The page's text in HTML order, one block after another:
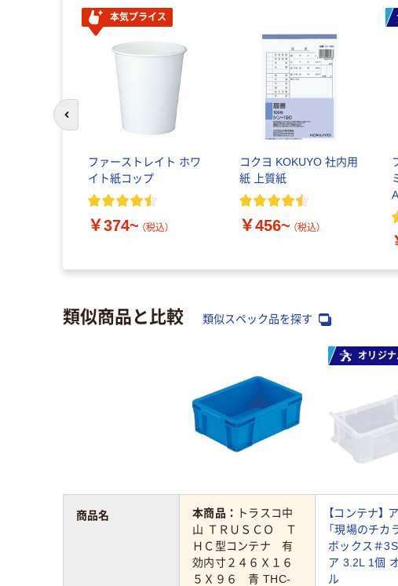
本気プライス
ファーストレイト ホワ
イト紙コップ
￥374~ （税込）
コクヨ KOKUYO 社内用
紙 上質紙
￥456~ （税込）
前のスライドへ
類似商品と比較 類似スペック品を探す
オリジ
本商品：
トラスコ中
山 ＴＲＵＳＣＯ Ｔ
ＨＣ型コンテナ 有
効内寸２４６Ｘ１６
５Ｘ９６ 青 THC-
【コンテナ】
「現場のチカ
ボックス＃
ア 3.2L 1個
ル
商品名